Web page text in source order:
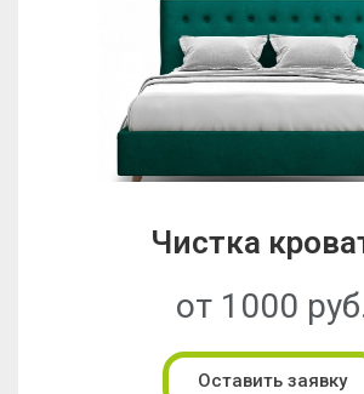
Чистка
от 1000
Оставить заявку